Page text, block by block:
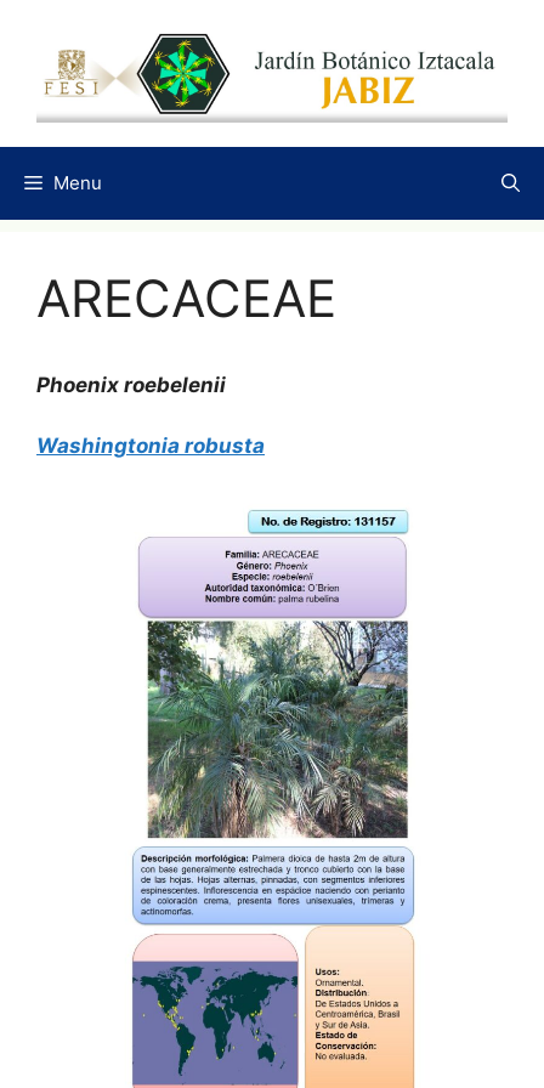
contenido
Menu
ARECACEAE
Phoenix roebelenii
Washingtonia robusta